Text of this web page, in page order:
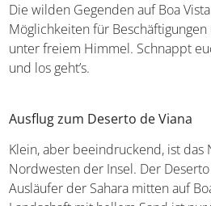
Die wilden Gegenden auf Boa
Möglichkeiten für
unter freiem Himmel. Schnappt
und los geht’s.
Ausflug zum Deserto de Viana
Klein, aber beeindruckend, ist das
Nordwesten der Insel. Der
Ausläufer der Sahara mitten auf